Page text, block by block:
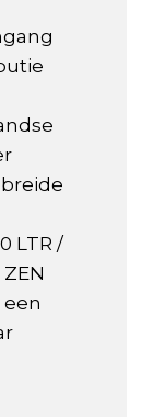
LTR /